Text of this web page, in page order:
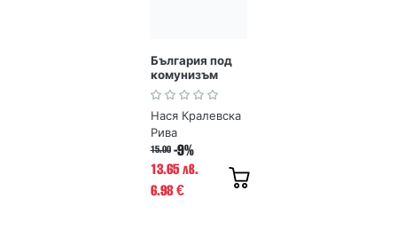
България под
комунизъм
Нася Кралевска
Рива
15.00 -9%
13.65 лв.
6.98€